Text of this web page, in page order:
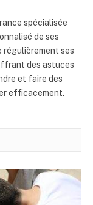
spécialisée
de ses
régulièrement ses
des astuces
et faire des
efficacement.